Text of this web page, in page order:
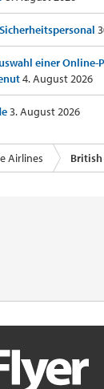
einer
4. August 2026
3. August 2026
Airlines